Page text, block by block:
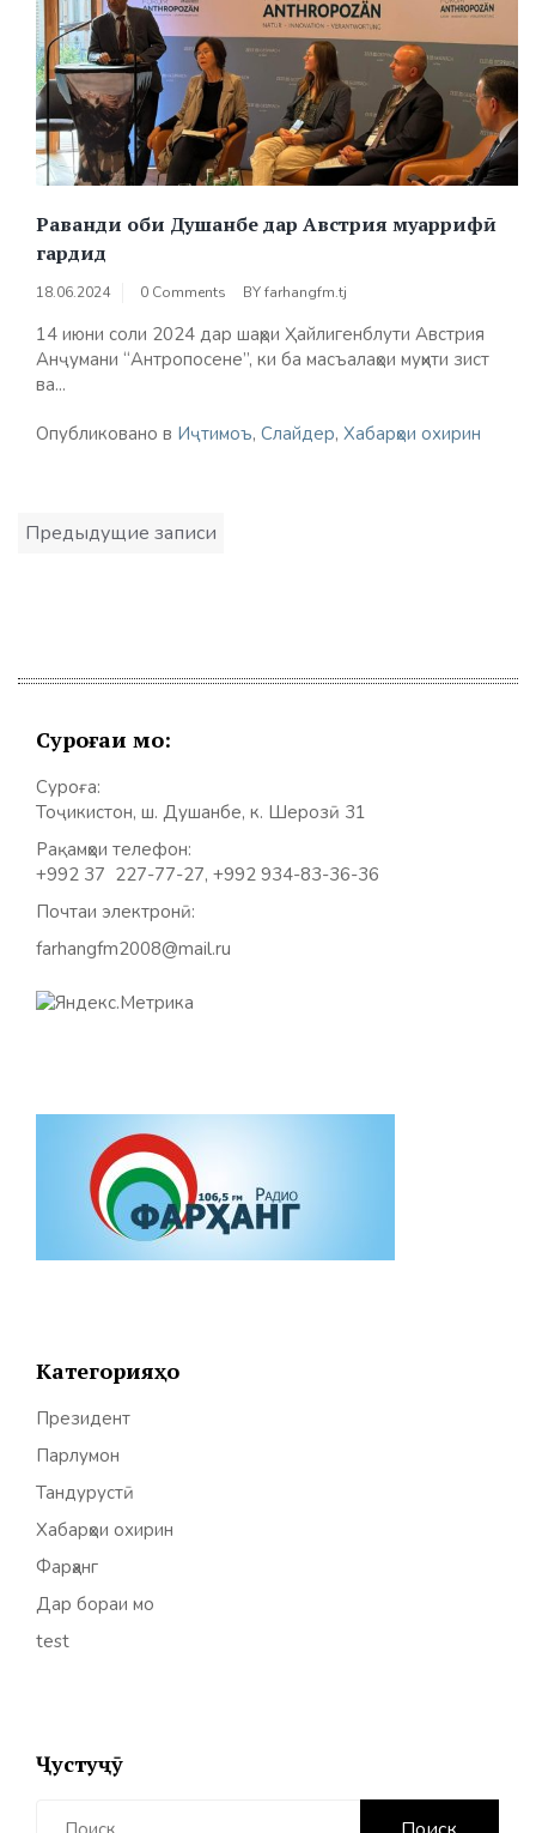
Раванди оби Душанбе дар Австрия муаррифӣ
гардид
18.06.2024 0 Comments BYfarhangfm.tj
14 июни соли 2024 дар шаҳри Ҳайлигенблути Австрия
Анҷумани “Антропосене”, ки ба масъалаҳои муҳити зист
ва...
Опубликовано в Иҷтимоъ, Слайдер, Хабарҳои охирин
Навигация
по
Предыдущие записи
Суроғаи мо:
Суроға:
Тоҷикистон, ш. Душанбе, к. Шерозӣ 31
Рақамҳои телефон:
+992 37 227-77-27, +992 934-83-36-36
Почтаи электронӣ:
farhangfm2008@mail.ru
Категорияҳо
Президент
Парлумон
Тандурустӣ
Хабарҳои охирин
Фарҳанг
Дар бораи мо
test
Ҷустуҷӯ